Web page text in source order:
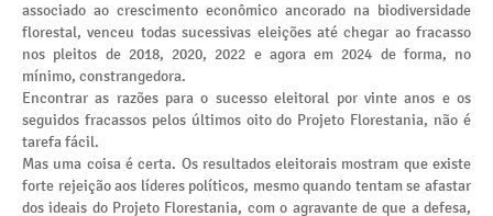
associado ao crescimento econômico ancorado na biodiversidade
florestal, venceu todas sucessivas eleições até chegar ao fracasso
nos pleitos de 2018, 2020, 2022 e agora em 2024 de forma, no
mínimo, constrangedora.
Encontrar as razões para o sucesso eleitoral por vinte anos e os
seguidos fracassos pelos últimos oito do Projeto Florestania, não é
tarefa fácil.
Mas uma coisa é certa. Os resultados eleitorais mostram que existe
forte rejeição aos líderes políticos, mesmo quando tentam se afastar
dos ideais do Projeto Florestania, com o agravante de que a defesa,